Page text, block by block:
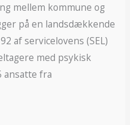
mellem kommune og
på en landsdækkende
af servicelovens (SEL)
med psykisk
ansatte fra